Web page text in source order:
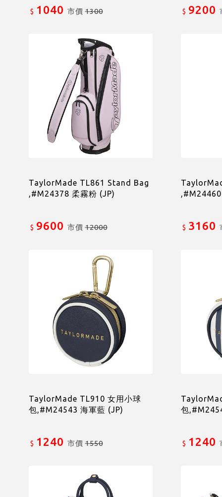
$ 1040 市價1300 $ 9200
TaylorMade TL861 Stand Bag
,#M24378 柔霧粉 (JP)
$ 9600 市價12000 $ 3160
TaylorMade TL910 女用小球
包,#M24543 海軍藍 (JP)
$ 1240 市價1550
包
$ 1240